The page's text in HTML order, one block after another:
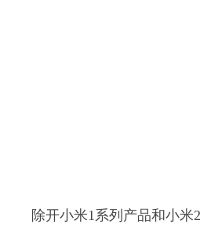
除开小米1系列产品和小